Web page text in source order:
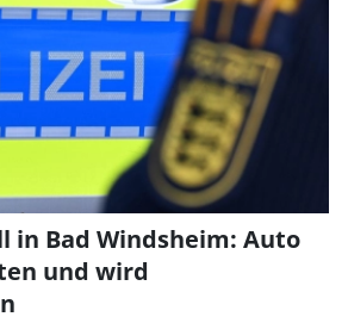
in Bad Windsheim: Auto
und wird